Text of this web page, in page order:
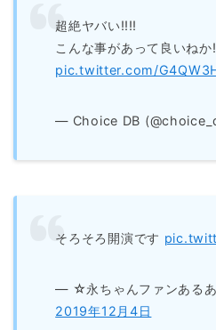
超絶ヤバい‼︎‼︎
こんな事があって良いねか
pic.twitter.com/
— Choice DB
そろそろ開演です
— ☆永ちゃんファンある
2019年12月4日